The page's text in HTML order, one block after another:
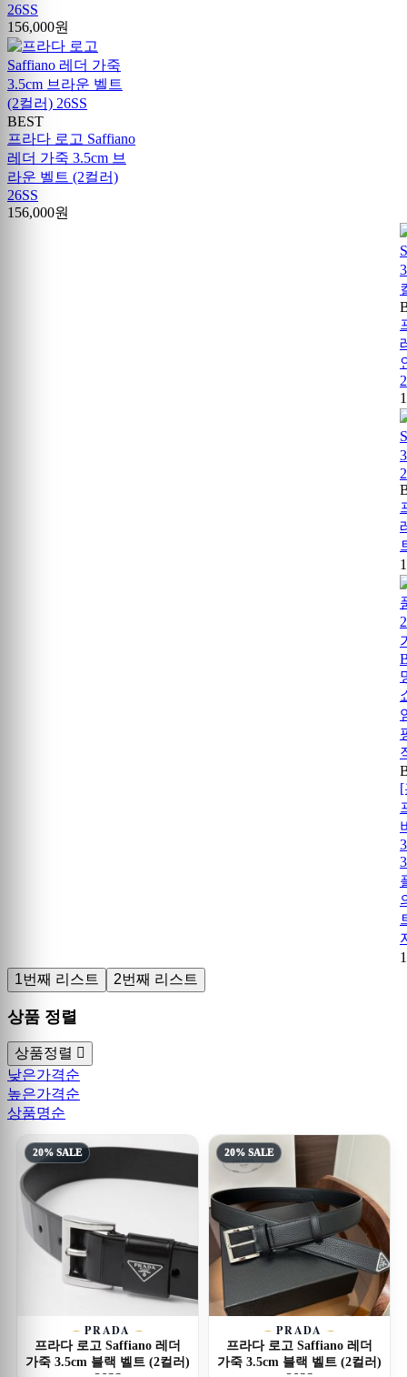
26SS
156,000원
BEST
프라다 로고 Saffiano
레더 가죽 3.5cm 브
라운 벨트 (2컬러)
26SS
156,000원
[
1번째 리스트
2번째 리스트
상품 정렬
상품정렬
낮은가격순
높은가격순
상품명순
20% SALE
PRADA
프라다 로고 Saffiano 레더
가죽 3.5cm 블랙 벨트 (2컬러)
20% SALE
PRADA
프라다 로고 Saffiano 레더
가죽 3.5cm 블랙 벨트 (2컬러)